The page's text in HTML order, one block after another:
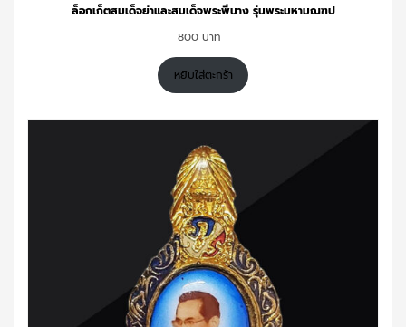
ล็อกเก็ตสมเด็จย่าและสมเด็จพระพี่นาง รุ่นพระมหามณฑป
800
หยิบใส่ตะกร้า